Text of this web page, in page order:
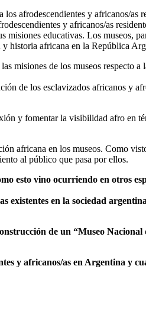
afrodescendientes y africanos/
y africanos/as
educativas. Los museos,
historia africana en la República
misiones de los museos respecto
de los esclavizados africanos y
y fomentar la visibilidad afro en
africana en los museos. Como
al público que pasa por ellos.
esto vino ocurriendo en otros
en la sociedad
de un “Museo
y africanos/as en Argentina y